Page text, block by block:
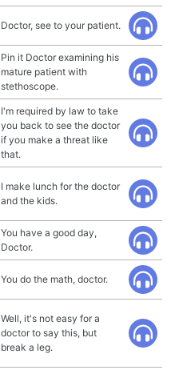
Doctor, see to your patient.
Pin it Doctor examining his
mature patient with
stethoscope.
I'm required by law to take
you back to see the doctor
if you make a threat like
that.
I make lunch for the doctor
and the kids.
You have a good day,
Doctor.
You do the math, doctor.
Well, it's not easy for a
doctor to say this, but
break a leg.